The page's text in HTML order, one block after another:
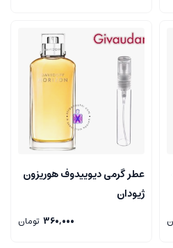
عطر گرمی دیوییدوف هوریزون
ژیودان
360,000 تومان